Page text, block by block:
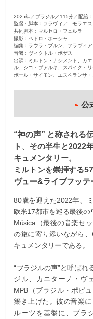
2025年／ブラジル／115分／配給
監督・脚本：フラヴィア・モラエス
共同脚本：マルセロ・フェルラ
撮影：ペドロ・ホーシャ
編集：ラウラ・ブルン、フラヴィア
音響：ヴィクトル・ポザス
出演：ミルトン・ナシメント、カ
ル、シコ・ブアルキ、スパイク・
ポール・サイモン、エスペランサ
公
“神の声” と称される
ト、その半生と2022
キュメンタリー。
ミルトンを崇拝する
ヴュー&ライブフッテ
80歳を迎えた2022年、
欧米17都市を巡る最後
Música（最後の音楽セ
の旅に寄り添いながら
キュメンタリーである。
“ブラジルの声”と呼ばれ
ジル、カエターノ・ヴ
MPB（ブラジル・ポピ
築き上げた。彼の音楽
ルーツを基盤に、ブラ